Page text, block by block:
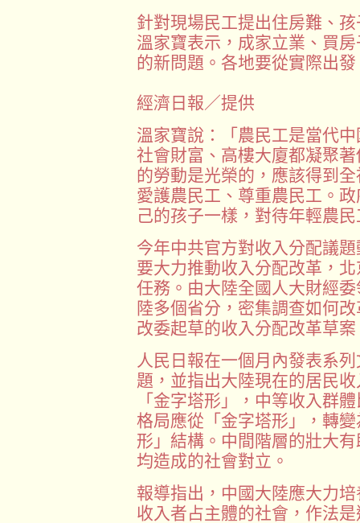
針對現場民工提出住房難、
溫家寶表示，成家立業、買
的新問題。各地要從實際出
經濟日報／提供
溫家寶說：「農民工是當代
社會財富、高樓大廈都凝聚
的勞動是光榮的，應該得到
愛護農民工、尊重農民工。
己的孩子一樣，對待年輕農
今年中共官方對收入分配議
要大力推動收入分配改革，
任務。由大陸全國人大財經
陸多個省分，密集調查如何
改委起草的收入分配改革草
人民日報在一個月內發表系
題，並指出大陸現在的居民
「金字塔形」，中等收入群
格局應從「金字塔形」，轉
形」結構。中間階層的壯大
均造成的社會對立。
報導指出，中國大陸應大力
收入者占主體的社會，作法